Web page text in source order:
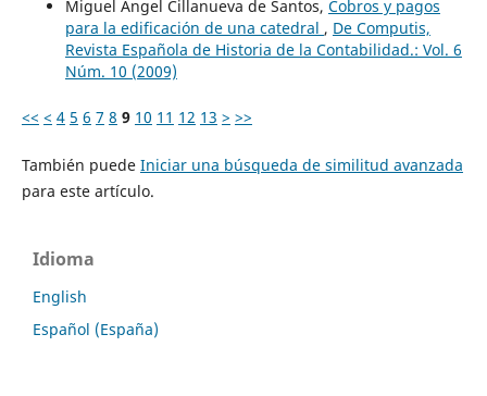
Miguel Ángel Cillanueva de Santos, Cobros y pagos
para la edificación de una catedral , De Computis,
Revista Española de Historia de la Contabilidad.: Vol. 6
Núm. 10 (2009)
<< < 4 5 6 7 8 9 10 11 12 13 > >>
También puede Iniciar una búsqueda de similitud avanzada
para este artículo.
Idioma
English
Español (España)